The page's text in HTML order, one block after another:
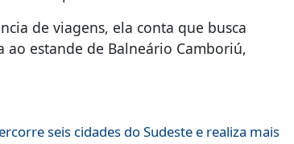
de viagens, ela conta que busca
ao estande de Balneário Camboriú,
seis cidades do Sudeste e realiza mais